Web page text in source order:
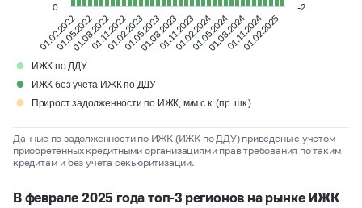
01.02.202201.08.202201.02.202301.08.202301.02.202401.08.202401.02.2025
01.05.202201.11.202201.05.202301.11.202301.05.202401.11.2024
0 -2
● ИЖК по ДДУ
● ИЖК без учета ИЖК по ДДУ
● Прирост задолженности по ИЖК, м/м с.к. (пр. шк.)
Данные по задолженности по ИЖК (ИЖК по ДДУ) приведены с учетом
приобретенных кредитными организациями прав требования по таким
кредитам и без учета секьюритизации.
В феврале 2025 года топ-3 регионов на рынке ИЖК